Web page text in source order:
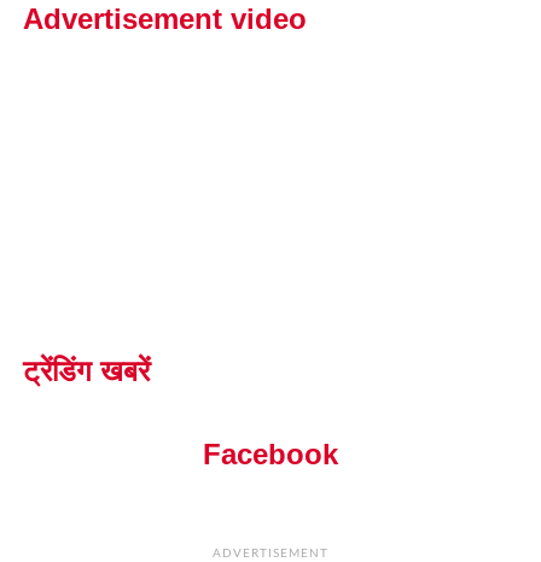
Advertisement video
ट्रेंडिंग खबरें
Facebook
ADVERTISEMENT